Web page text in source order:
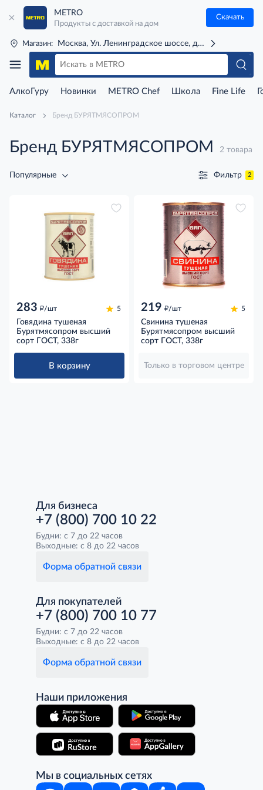
METRO
Продукты с доставкой на дом
Скачать
Магазин: Москва, Ул. Ленинградское шоссе, д. 71Г (м. Речной
АлкоГуру Новинки METRO Chef Школа Fine Life
Каталог Бренд БУРЯТМЯСОПРОМ
Бренд БУРЯТМЯСОПРОМ 2 товара
Популярные Фильтр 2
283 д/шт 5
Говядина тушеная
Бурятмясопром высший
сорт ГОСТ, 338г
В корзину
219 д/шт 5
Свинина тушеная
Бурятмясопром высший
сорт ГОСТ, 338г
Только в торговом центре
Для бизнеса
+7 (800) 700 10 22
Будни: с 7 до 22 часов
Выходные: с 8 до 22 часов
Форма обратной связи
Для покупателей
+7 (800) 700 10 77
Будни: с 7 до 22 часов
Выходные: с 8 до 22 часов
Форма обратной связи
Наши приложения
Мы в социальных сетях